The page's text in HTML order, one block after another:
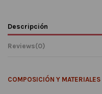
Descripción
Reviews(0)
COMPOSICIÓN Y MATERIALES